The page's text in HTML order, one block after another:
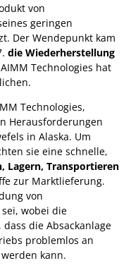
von
geringen
Der Wendepunkt kam
die Wiederherstellung
Technologies hat
Technologies,
Herausforderungen
in Alaska. Um
sie eine schnelle,
Lagern, Transportieren
zur Marktlieferung.
von
wobei die
die Absackanlage
problemlos an
kann.